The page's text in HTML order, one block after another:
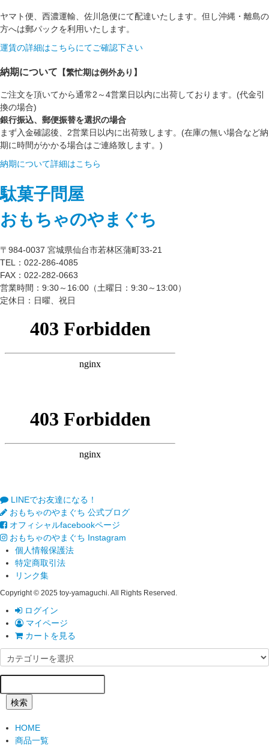
ヤマト便、西濃運輸、佐川急便にて配達いたします。但し沖縄・離島の
方へは郵パックを利用いたします。
運賃の詳細はこちらにてご確認下さい
納期について 【繁忙期は例外あり】
ご注文を頂いてから通常2～4営業日以内に出荷しております。(代金引
換の場合)
銀行振込、郵便振替を選択の場合
まず入金確認後、2営業日以内に出荷致します。(在庫の無い場合など納
期に時間がかかる場合はご連絡致します。)
納期について詳細はこちら
駄菓子問屋
おもちゃのやまぐち
〒984-0037 宮城県仙台市若林区蒲町33-21
TEL：022-286-4085
FAX：022-282-0663
営業時間：9:30～16:00（土曜日：9:30～13:00）
定休日：日曜、祝日
LINEでお友達になる！
おもちゃのやまぐち 公式ブログ
オフィシャルfacebookページ
おもちゃのやまぐち Instagram
個人情報保護法
特定商取引法
リンク集
Copyright © 2025 toy-yamaguchi. All Rights Reserved.
ログイン
マイページ
カートを見る
検索
HOME
商品一覧